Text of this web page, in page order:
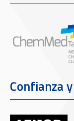
Confianza